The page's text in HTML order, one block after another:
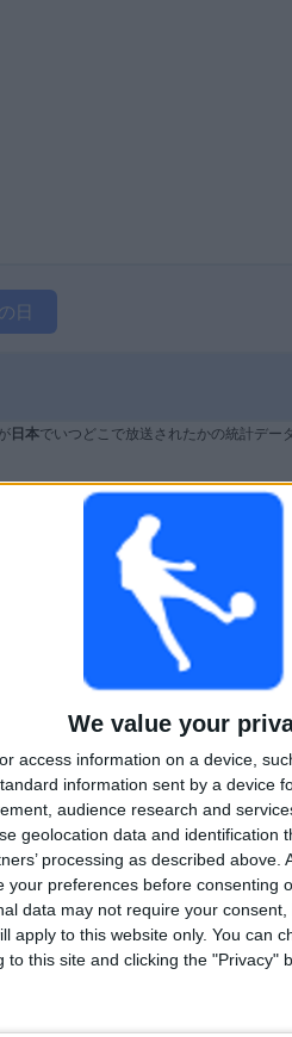
We value your
access information on a device,
information sent by a device
audience research and
geolocation data and identification
processing as described above.
preferences before consenting
data may not require your
apply to this website only. You can
this site and clicking the "Privacy"
日
日本でいつどこで放送されたかの統計デー
放送されたチーム
ティグレ -
2026/08/
ウェイ試合数によるチームランキング
ラテンセ
65 (1.4%)